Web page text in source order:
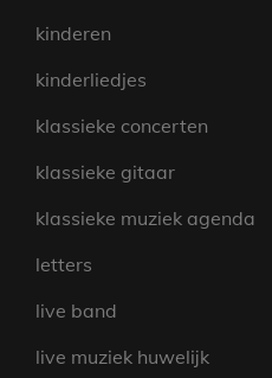
kinderen
kinderliedjes
klassieke concerten
klassieke gitaar
klassieke muziek agenda
letters
live band
live muziek huwelijk